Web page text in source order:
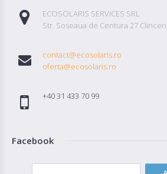
FroniusECOSOLARIS SERVICES SRL
Str. Soseaua de Centura 27 Clinceni
contact@ecosolaris.ro
oferta@ecosolaris.ro
+40 31 433 70 99
Facebook